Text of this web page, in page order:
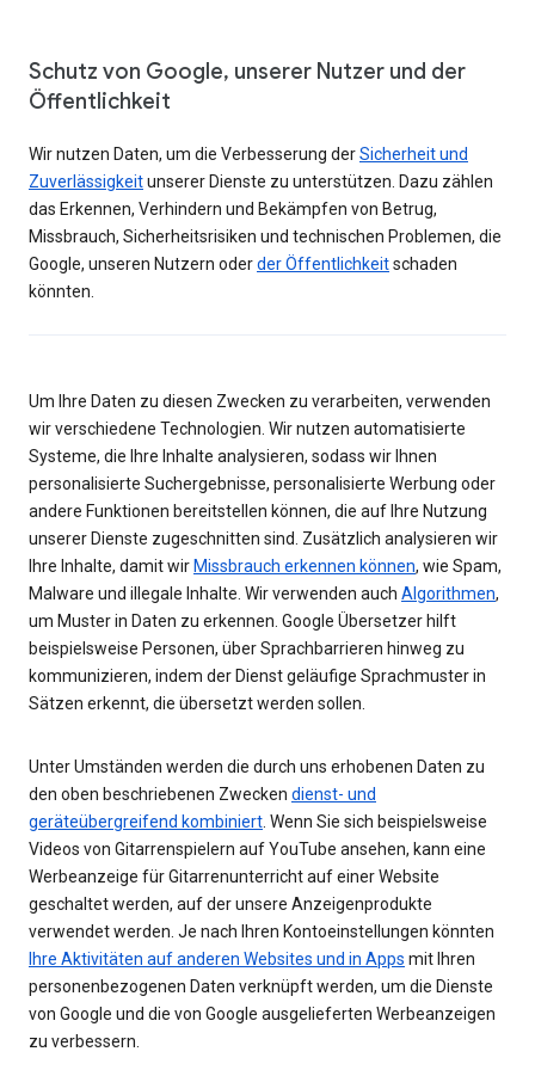
Schutz von Google, unserer Nutzer und der
Öffentlichkeit
Wir nutzen Daten, um die Verbesserung derSicherheit und
Zuverlässigkeitunserer Dienste zu unterstützen. Dazu zählen
das Erkennen, Verhindern und Bekämpfen von Betrug,
Missbrauch, Sicherheitsrisiken und technischen Problemen, die
Google, unseren Nutzern oderder Öffentlichkeitschaden
könnten.
Um Ihre Daten zu diesen Zwecken zu verarbeiten, verwenden
wir verschiedene Technologien. Wir nutzen automatisierte
Systeme, die Ihre Inhalte analysieren, sodass wir Ihnen
personalisierte Suchergebnisse, personalisierte Werbung oder
andere Funktionen bereitstellen können, die auf Ihre Nutzung
unserer Dienste zugeschnitten sind. Zusätzlich analysieren wir
Ihre Inhalte, damit wir Missbrauch erkennen können, wie Spam,
Malware und illegale Inhalte. Wir verwenden auch Algorithmen,
um Muster in Daten zu erkennen. Google Übersetzer hilft
beispielsweise Personen, über Sprachbarrieren hinweg zu
kommunizieren, indem der Dienst geläufige Sprachmuster in
Sätzen erkennt, die übersetzt werden sollen.
Unter Umständen werden die durch uns erhobenen Daten zu
den oben beschriebenen Zwecken dienst- und
geräteübergreifend kombiniert . Wenn Sie sich beispielsweise
Videos von Gitarrenspielern auf YouTube ansehen, kann eine
Werbeanzeige für Gitarrenunterricht auf einer Website
geschaltet werden, auf der unsere Anzeigenprodukte
verwendet werden. Je nach Ihren Kontoeinstellungen könnten
Ihre Aktivitäten auf anderen Websites und in Apps mit Ihren
personenbezogenen Daten verknüpft werden, um die Dienste
von Google und die von Google ausgelieferten Werbeanzeigen
zu verbessern.